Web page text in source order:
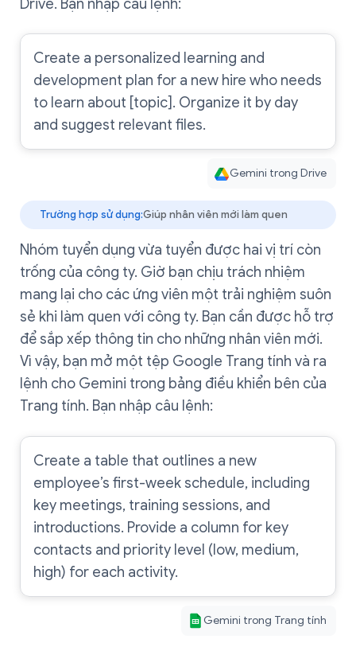
Drive. Bạn nhập câu lệnh:
Create a personalized learning and
development plan for a new hire who needs
to learn about [topic]. Organize it by day
and suggest relevant files.
Gemini trong Drive
Trường hợp sử dụng:Giúp nhân viên mới làm quen
Nhóm tuyển dụng vừa tuyển được hai vị trí còn
trống của công ty. Giờ bạn chịu trách nhiệm
mang lại cho các ứng viên một trải nghiệm suôn
sẻ khi làm quen với công ty. Bạn cần được hỗ trợ
để sắp xếp thông tin cho những nhân viên mới.
Vì vậy, bạn mở một tệp Google Trang tính và ra
lệnh cho Gemini trong bảng điều khiển bên của
Trang tính. Bạn nhập câu lệnh:
Create a table that outlines a new
employee’s first-week schedule, including
key meetings, training sessions, and
introductions. Provide a column for key
contacts and priority level (low, medium,
high) for each activity.
Gemini trong Trang tính